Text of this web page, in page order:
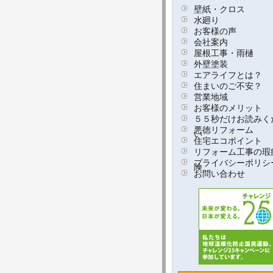
壁紙・クロス
水廻り
お客様の声
会社案内
屋根工事・雨樋
外壁塗装
エアライフとは？
住まいのご不安？
営業地域
お客様のメリット
５５秒だけお読みく
い
悪徳リフォーム
住宅エコポイント
リフォーム工事の瑕
険
プライバシーポリシ
お問い合わせ